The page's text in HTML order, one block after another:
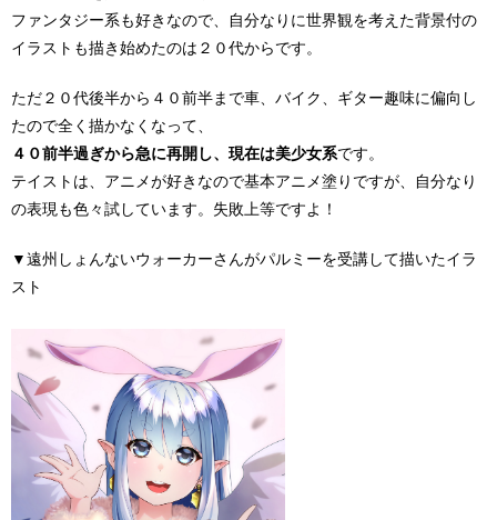
ファンタジー系も好きなので、自分なりに世界観を考えた背景付の
イラストも描き始めたのは２０代からです。
ただ２０代後半から４０前半まで車、バイク、ギター趣味に偏向し
たので全く描かなくなって、
４０前半過ぎから急に再開し、現在は美少女系です。
テイストは、アニメが好きなので基本アニメ塗りですが、自分なり
の表現も色々試しています。失敗上等ですよ！
▼遠州しょんないウォーカーさんがパルミーを受講して描いたイラ
スト